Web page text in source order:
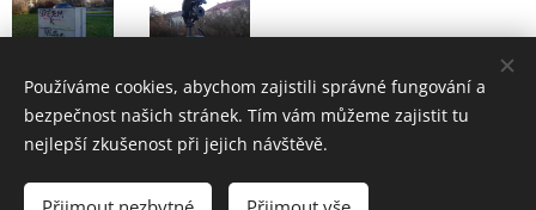
Používáme cookies, abychom zajistili správné fungování a
bezpečnost našich stránek. Tím vám můžeme zajistit tu
nejlepší zkušenost při jejich návštěvě.